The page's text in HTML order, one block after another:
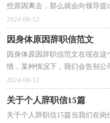
些原因离去，那么就会向领导提
小编收集整理的员工个人辞职信
2024-08-12
因身体原因辞职信范文
因身体原因辞职信范文在现在
情，某种情况下，我们会告别
的。是不是苦于写不出正规的辞
2024-08-12
关于个人辞职信15篇
关于个人辞职信15篇当我们在